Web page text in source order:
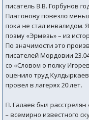
писатель В.В. Горбунов
Платонову повезло
пока не стал инвалидом.
поэму «Эрмезь» – из
По значимости это
писателей Мордовии
со «Словом о полку
оценило труд
провел в лагерях 20 лет.
П. Галаев был
– всемирно известного